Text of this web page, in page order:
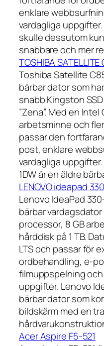
enklare
vardagliga
skulle dessutom
snabbare och mer
TOSHIBA
Toshiba Satellite
bärbar dator som
snabb Kingston
”Zena”. Med en
arbetsminne och
passar den
post, enklare
vardagliga
1DW är en äldre
LENOVO ideapad
Lenovo IdeaPad
bärbar
processor, 8 GB
hårddisk på 1 TB.
LTS och passar för
ordbehandling, e-
filmuppspelning
uppgifter. Lenovo
bärbar dator som
bildskärm med en
Acer Aspire F5-521